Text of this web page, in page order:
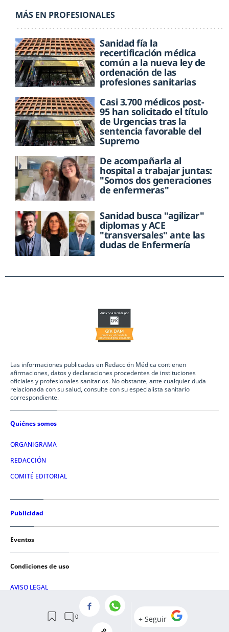
MÁS EN PROFESIONALES
Sanidad fía la
recertificación médica
común a la nueva ley de
ordenación de las
profesiones sanitarias
Casi 3.700 médicos post-
95 han solicitado el título
de Urgencias tras la
sentencia favorable del
Supremo
De acompañarla al
hospital a trabajar juntas:
"Somos dos generaciones
de enfermeras"
Sanidad busca "agilizar"
diplomas y ACE
"transversales" ante las
dudas de Enfermería
Las informaciones publicadas en Redacción Médica contienen
afirmaciones, datos y declaraciones procedentes de instituciones
oficiales y profesionales sanitarios. No obstante, ante cualquier duda
relacionada con su salud, consulte con su especialista sanitario
correspondiente.
Quiénes somos
ORGANIGRAMA
REDACCIÓN
COMITÉ EDITORIAL
Publicidad
Eventos
Condiciones de uso
AVISO LEGAL
POLÍTICA DE COOKIES